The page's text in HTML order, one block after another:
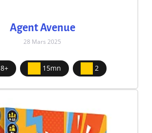
Agent Avenue
28 Mars 2025
8+ 15mn 2